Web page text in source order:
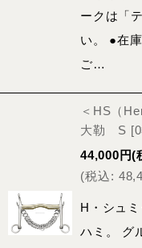
ークは「
い。 ●在
ご…
＜HS（
大勒 S [
44,000 円(
(税込:
H・シュ
ハミ。 グ